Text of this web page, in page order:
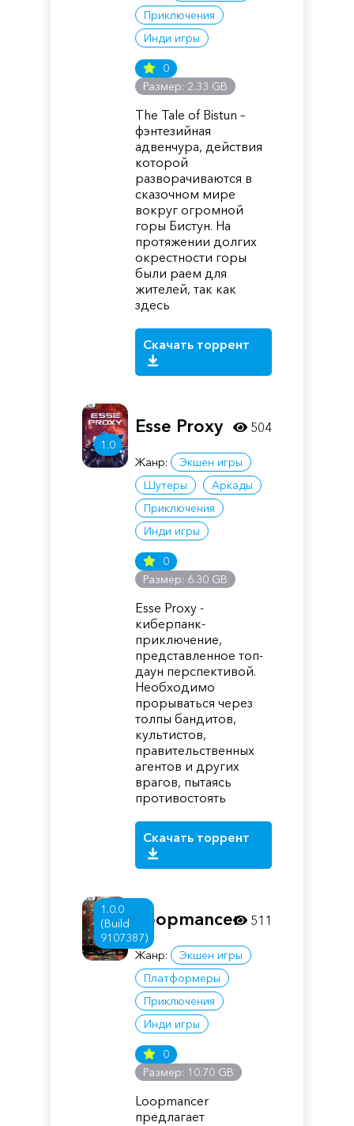
Приключения
Инди игры
0
Размер: 2.33 GB
The Tale of Bistun –
фэнтезийная
адвенчура, действия
которой
разворачиваются в
сказочном мире
вокруг огромной
горы Бистун. На
протяжении долгих
окрестности горы
были раем для
жителей, так как
здесь
Скачать торрент
1.0
Esse Proxy
Жанр:
Экшен игры
Шутеры
Аркады
Приключения
Инди игры
0
Размер: 6.30 GB
Esse Proxy -
киберпанк-
приключение,
представленное топ-
даун перспективой.
Необходимо
прорываться через
толпы бандитов,
культистов,
правительственных
агентов и других
врагов, пытаясь
противостоять
Скачать торрент
504
1.0.0
(Build
9107387)
Loopmancer
Жанр:
Экшен игры
Платформеры
Приключения
Инди игры
0
Размер: 10.70 GB
Loopmancer
предлагает
511